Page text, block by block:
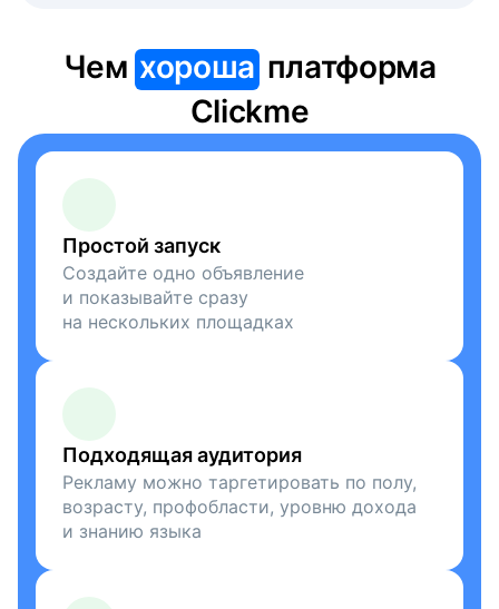
Чемхороша платформа
Clickme
Простой запуск
Создайте одно объявление
и показывайте сразу
на нескольких площадках
Подходящая аудитория
Рекламу можно таргетировать по полу,
возрасту, профобласти, уровню дохода
и знанию языка